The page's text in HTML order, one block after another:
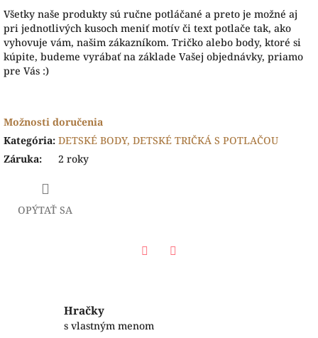
Všetky naše produkty sú ručne potláčané a preto je možné aj
pri jednotlivých kusoch meniť motív či text potlače tak, ako
vyhovuje vám, našim zákazníkom. Tričko alebo body, ktoré si
kúpite, budeme vyrábať na základe Vašej objednávky, priamo
pre Vás :)
Možnosti doručenia
Kategória: DETSKÉ BODY, DETSKÉ TRIČKÁ S POTLAČOU
Záruka: 2 roky
OPÝTAŤ SA
Hračky
s vlastným menom